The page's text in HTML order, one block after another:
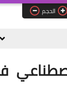
الحجم